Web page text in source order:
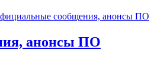
сообщения, анонсы ПО
анонсы ПО